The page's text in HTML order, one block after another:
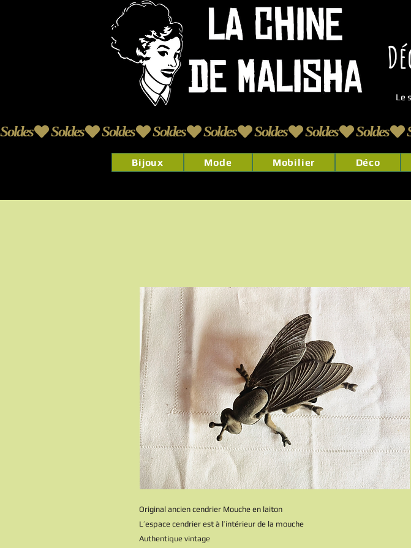
Le
Soldes
Bijoux Mode Mobilier Déco
Original ancien cendrier Mouche en laiton
L’espace cendrier est à l’intérieur de la mouche
Authentique vintage